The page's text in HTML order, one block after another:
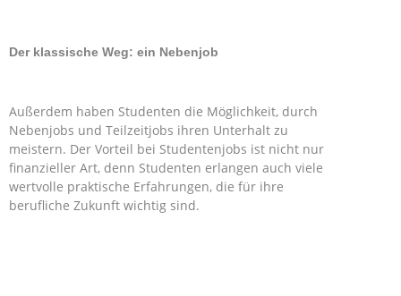
Der klassische Weg: ein Nebenjob
Außerdem haben Studenten die Möglichkeit, durch
Nebenjobs und Teilzeitjobs ihren Unterhalt zu
meistern. Der Vorteil bei Studentenjobs ist nicht nur
finanzieller Art, denn Studenten erlangen auch viele
wertvolle praktische Erfahrungen, die für ihre
berufliche Zukunft wichtig sind.